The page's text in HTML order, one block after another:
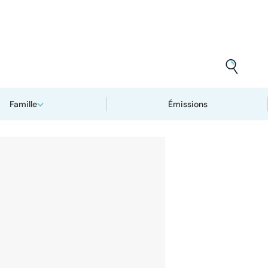
Famille Émissions